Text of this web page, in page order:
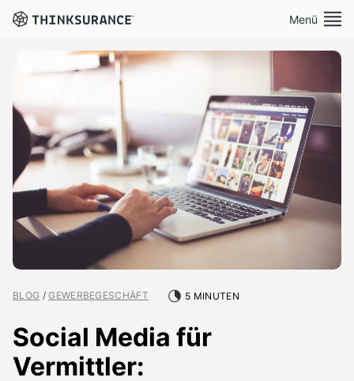
Menü
Demo vereinbaren
Plattform
Lösungen
Preise
Über Uns
Presse
BLOG /GEWERBEGESCHÄFT 5 MINUTEN
Social Media für
Vermittler: